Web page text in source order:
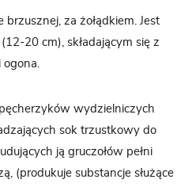
za żołądkiem. Jest
20 cm), składającym się z
wydzielniczych
sok trzustkowy do
ją gruczołów pełni
(produkuje substancje służące